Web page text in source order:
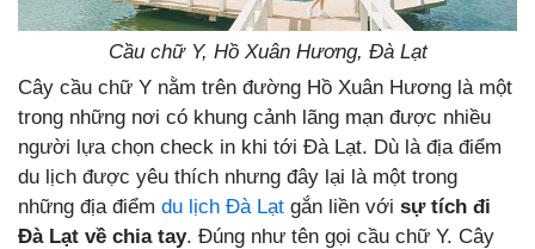
Cầu chữ Y, Hồ Xuân Hương, Đà Lạt
Cây cầu chữ Y nằm trên đường Hồ Xuân Hương là một
trong những nơi có khung cảnh lãng mạn được nhiều
người lựa chọn check in khi tới Đà Lạt. Dù là địa điểm
du lịch được yêu thích nhưng đây lại là một trong
những địa điểm du lịch Đà Lạt gắn liền với sự tích đi
Đà Lạt về chia tay. Đúng như tên gọi cầu chữ Y. Cây